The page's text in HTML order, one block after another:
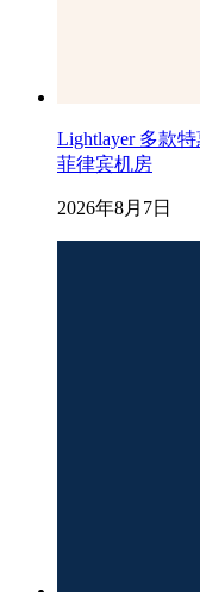
Lightlayer 多款
菲律宾机房
2026年8月7日